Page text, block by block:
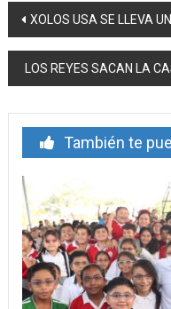
Navegación
de
entrada
XOLOS USA SE LLEVA
LOS REYES SACAN LA
También te